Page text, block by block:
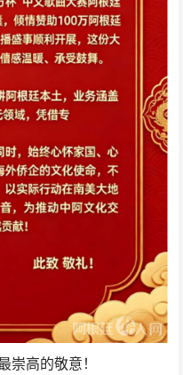
崇高的敬意！